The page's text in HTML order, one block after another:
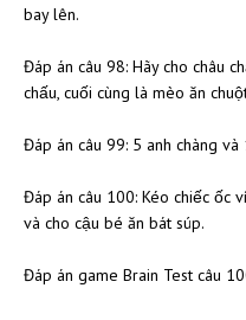
bay lên.
Đáp án câu 98: Hãy cho châu
chấu, cuối cùng là mèo ăn
Đáp án câu 99: 5 anh chàng
Đáp án câu 100: Kéo chiếc ốc
và cho cậu bé ăn bát súp.
Đáp án game Brain Test câu